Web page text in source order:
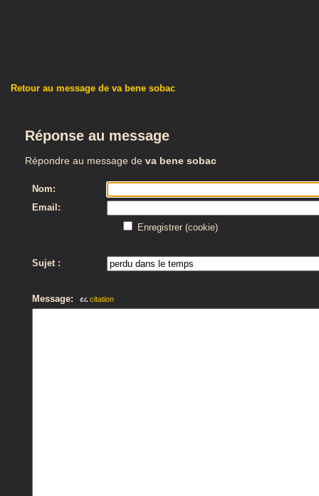
Retour au message de va bene sobac
Réponse au message
Répondre au message de va bene sobac
Nom:
Email:
Enregistrer (cookie)
Sujet :
Message: citation